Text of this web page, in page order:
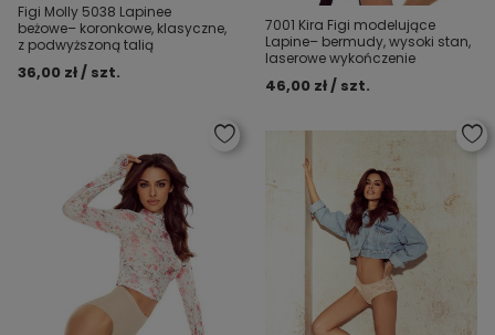
Figi Molly 5038 Lapinee
beżowe– koronkowe, klasyczne,
z podwyższoną talią
36,00 zł / szt.
7001 Kira Figi modelujące
Lapine– bermudy, wysoki stan,
laserowe wykończenie
46,00 zł / szt.